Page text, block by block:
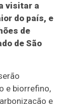
visitar a
do país, e
de
de São
e biorrefino,
e